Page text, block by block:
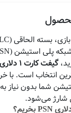
گیفت کارت ۱ دلاری پلی استیشن
انتخاب است. با
شما بدون نیاز
شارژ می‌شود.